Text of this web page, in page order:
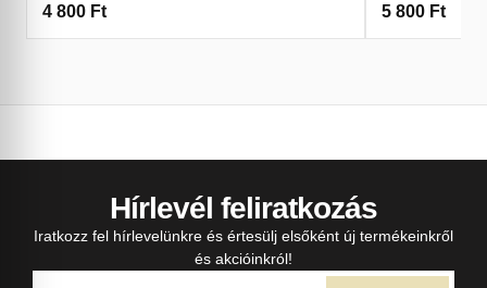
4 800 Ft 5 800 Ft
Hírlevél feliratkozás
Iratkozz fel hírlevelünkre és értesülj elsőként új termékeinkről
és akcióinkról!